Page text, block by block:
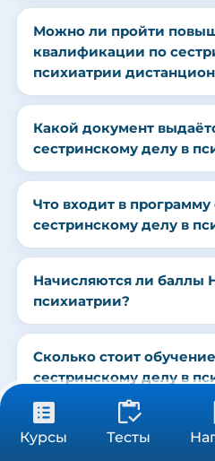
Курсы Тесты
Можно ли пройти
квалификации по
психиатрии
Какой документ
сестринскому делу в
Что входит в
сестринскому делу в
Начисляются ли баллы
психиатрии?
Сколько стоит
сестринскому делу в
Какие документы
от 3 900 ₽
36/72/144 ч